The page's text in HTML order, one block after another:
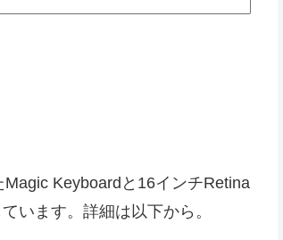
Keyboardと16インチRetina
います。詳細は以下から。